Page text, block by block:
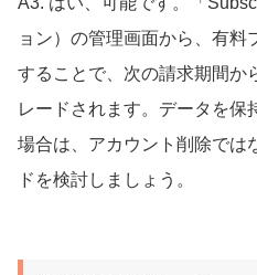
ョン）の管理画面から、有料
することで、次の請求期間か
レードされます。データを保
場合は、アカウント削除では
ドを検討しましょう。